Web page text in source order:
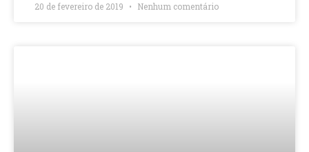
20 de fevereiro de 2019 Nenhum comentário